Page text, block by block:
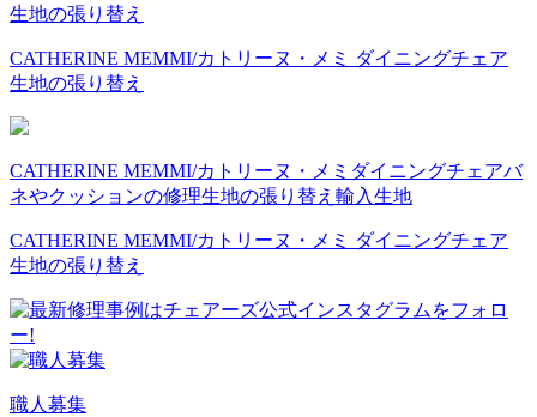
生地の張り替え
CATHERINE MEMMI/カトリーヌ・メミ ダイニングチェア
生地の張り替え
CATHERINE MEMMI/カトリーヌ・メミ ダイニングチェアバ
ネやクッションの修理生地の張り替え 輸入生地
CATHERINE MEMMI/カトリーヌ・メミ ダイニングチェア
生地の張り替え
職人募集